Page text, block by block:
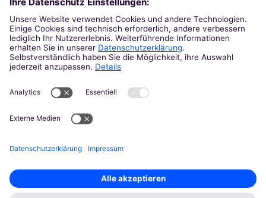
Fortbildungsprogramm
Schulformen
Öffnungszeiten
Aktuelles
52066Aachen
ki@bistum-aachen.de